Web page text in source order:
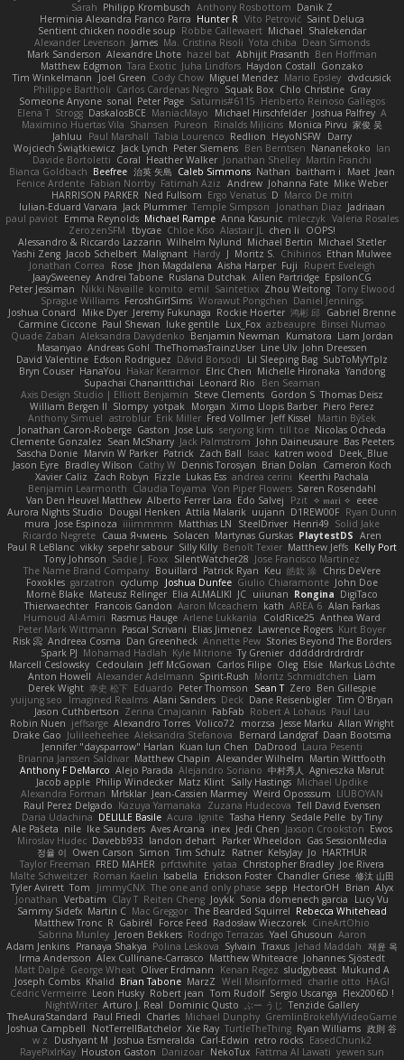
Sarah Philipp Krombusch Anthony Rosbottom Danik Z
Herminia Alexandra Franco Parra Hunter R Vito Petrović Saint Deluca
Sentient chicken noodle soup Robbe Callewaert Michael Shalekendar
Alexander Levenson James Ma. Cristina Risoli Yota chiba Dean Simonds
Mark Sanderson Alexandre Lhote hazel bat Abhijit Prasanth Ben Hoffman
Matthew Edgmon Tara Exotic Juha Lindfors Haydon Costall Gonzako
Tim Winkelmann
Joel Green Cody Chow Miguel Mendez Mario Epsley dvdcusick
Philippe Bartholi Carlos Cardenas Negro Squak Box Chlo Christine Gray
Someone Anyone sonal Peter Page Saturnis#6115 Heriberto Reinoso Gallegos
Elena T Strogg DaskalosBCE ManiacMayo Michael Hirschfelder Joshua Palfrey A
Maximino Huertas Vila Shansen Pureon Rinalds Miļicins Monica Pirvu 家俊 吴
Jahluu
Paul Marshall Tabia Lourenco Redlion HeyoNSFW Darry
Wojciech Świątkiewicz Jack Lynch Peter Siemens Ben Berntsen Nananekoko Ian
Davide Bortoletti Coral Heather Walker Jonathan Shelley Martín Franchi
Bianca Goldbach Beefree 治英 矢島 Caleb Simmons Nathan baitham i Maet Jean
Fenice Ardente Fabian Norrby Fatimah Aziz Andrew Johanna Fate Mike Weber
HARRISON PARKER Ned Fullsom Ergo Venatus D Marco De mitri
Iulian-Eduard Varvara Jack Plummer Temple Simpson Jonathan Diaz Jadriaan
paul paviot Emma Reynolds Michael Rampe Anna Kasunic mleczyk Valeria Rosales
ZerozenSFM tbycae Chloe Kiso Alastair JL chen li
OOPS!
Alessandro & Riccardo Lazzarin Wilhelm Nylund Michael Bertin Michael Stetler
Yashi Zeng Jacob Schelbert Malignant Hardy J Moritz S. Chihirios Ethan Mulwee
Jonathan Correa
Rose Jhon Magdalena Aisha Harper Fuji
Rupert Eveleigh
JaaySweeney Andrei Tabone Ruslana Dutchak Allen Partridge EpsilonCG
Peter Jessiman
Nikki Navaille komito emil Saintetixx Zhou Weitong Tony Elwood
Sprague Williams FeroshGirlSims Worawut Pongchen Daniel Jennings
Joshua Conard
Mike Dyer Jeremy Fukunaga Rockie Hoerter 鸿彬 邱 Gabriel Brenne
Carmine Ciccone Paul Shewan luke gentile Lux_Fox azbeaupre Binsei Numao
Quade Zaban Aleksandra Davydenko Benjamin Newman Kumatora Liam Jordan
Masanyao Andreas Gohl TheThomasTrainzUser Line Ulv John Dreessen
David Valentine Edson Rodriguez Dávid Borsodi Lil Sleeping Bag SubToMyYTplz
Bryn Couser HanaYou Hakar Kerarmor Elric Chen Michelle Hironaka Yandong
Supachai Chanarittichai Leonard Rio
Ben Seaman
Axis Design Studio | Elliott Benjamin Steve Clements Gordon S Thomas Deisz
William Bergen II Slompy yotpak Morgan Ximo Llopis Barber Piero Perez
Anthony Simuel astroblur Erik Miller Fred Vollmer Jeff Kissel
Martin Býšek
Jonathan Caron-Roberge Gaston Jose Luis seryong kim till toe Nicolas Ocheda
Clemente Gonzalez Sean McSharry Jack Palmstrom John Daineusaure Bas Peeters
Sascha Donie Marvin W Parker Patrick Zach Ball Isaac katren wood
Deek_Blue
Jason Eyre Bradley Wilson Cathy W Dennis Torosyan Brian Dolan
Cameron Koch
Xavier Caliz
Zach Robyn Fizzle Lukas Ess andrea cerini
Keerthi Pachala
Benjamin Learmonth Claudia Toyama Von Piper Flowers Søren Rosendahl
Van Den Heuvel Matthew Alberto Ferrer Lara Edo Salvej Pzit ✧ 𝔪𝔞𝔯𝔦 ✧ eeee
Aurora Nights Studio
Dougal Henken Attila Malarik uujann D1REW00F Ryan Dunn
mura Jose Espinoza iiiimmmm Matthias LN SteelDriver Henri49 Solid Jake
Ricardo Negrete Саша Ячмень Solacen Martynas Gurskas PlaytestDS Aren
Paul R LeBlanc vikky sepehr sabour Silly Killy Benoît Texier Matthew Jeffs Kelly Port
Tony Johnson Sadie J. Foxx SilentWatcher28 Jose Francisco Martinez
The Name Brand Company Bouillard Patrick Ryan Keu 皓欽 涂 Chris DeVere
Foxokles garzatron cyclump Joshua Dunfee Giulio Chiaramonte John Doe
Mornè Blake Mateusz Relinger Elia ALMALIKI JC uiiunan Rongina DigiTaco
Thierwaechter Francois Gandon Aaron Mceachern kath AREA 6 Alan Farkas
Humoud Al-Amiri Rasmus Hauge Arlene Lukkarila ColdRice25 Anthea Ward
Peter Mark Wittmann Pascal Scrivani Elias Jimenez Lawrence Rogers Kurt Boyer
Risk 📀 Andreea Cosma Dan Greenheck Annette Pew Stories Beyond The Borders
Spark PJ Mohamad Hadlah Kyle Mitrione Ty Grenier dddddrdrdrdrdr
Marcell Ceslowsky Cedoulain Jeff McGowan Carlos Filipe Oleg Elsie Markus Löchte
Anton Howell Alexander Adelmann Spirit-Rush Moritz Schmidtchen Liam
Derek Wight 幸史 松下 Eduardo Peter Thomson Sean T Zero Ben Gillespie
yuijung seo
Imagined Realms Alani Sanders Deck Dane Reisenbigler Tim O'Bryan
Jason Cuthbertson Zerina Cmajcanin FabFab Robert A Lohaus Paul Lau
Robin Nuen jeffsarge Alexandro Torres Volico72 morzsa Jesse Marku Allan Wright
Drake Gao Julileeheehee Aleksandra Stefanova Bernard Landgraf Daan Bootsma
Jennifer "daysparrow" Harlan Kuan lun Chen DaDrood Laura Pesenti
Brianna Janssen Saldivar Matthew Chapin Alexander Wilhelm Martin Wittfooth
Anthony F DeMarco Alejo Parada Alejandro Soriano 中村秀人
Agnieszka Marut
Jacob apple Philip Windecker Matz Klint Sally Hastings Michael Updike
Alexandra Forman MrIsklar Jean-Cassien Marmey Weird Oposssum LIUBOYAN
Raul Perez Delgado Kazuya Yamanaka Zuzana Hudecova Tell David Evensen
Daria Udachina DELILLE Basile Acura .Ignite Tasha Henry Sedale Pelle by Tiny
Ale Pašeta nile Ike Saunders Aves Arcana inex Jedi Chen Jaxson Crookston Ewos
Miroslav Hudec Davebb933 landon dehart Parker Wheeldon Gas SessionMedia
정율 이 Owen Carson Simon Tim Schulz Ratner KelsyJay Jo HARTHUR
Taylor Freeman FRED MAHER prfctwhite yataa Christopher Bradley Joe Rivera
Malte Schweitzer Roman Kaelin Isabella Erickson Foster Chandler Griese 修汰 山田
Tyler Avirett Tom JimmyCNX The one and only phase sepp HectorOH Brian Alyx
Jonathan Verbatim Clay T Reiten Cheng Joykk Sonia domenech garcia
Lucy Vu
Sammy Sidefx Martin C Mac Greggor The Bearded Squirrel Rebecca Whitehead
Matthew Tronc R Gabirél Force Feed Radosław Wieczorek CineArtOhio
Sabrina Munley Jeroen Bekkers Rodrigo Terrazas Yael Ghusoun Aaron
Adam Jenkins Pranaya Shakya Polina Leskova Sylvain Traxus Jehad Maddah 재윤 옥
Irma Andersson Alex Cullinane-Carrasco Matthew Whiteacre Johannes Sjöstedt
Matt Dalpé George Wheat Oliver Erdmann Kenan Regez sludgybeast Mukund A
Joseph Combs Khalid Brian Tabone MarzZ Well Misinformed charlie otto HAGI
Cédric Vermeirre Leon Husky Robert jean Tom Rudolf Sergio Uscanga Flex2006D !
NightWriter Arturo J. Real Dominic Qusto ぶー うじ
Tenzide Gallery
TheAuraStandard Paul Friedl Charles Michael Dunphy GremlinBrokeMyVideoGame
Joshua Campbell
NotTerrellBatchelor Xie Ray TurtleTheThing Ryan Williams 政則 谷
w z
Dushyant M Joshua Esmeralda Carl-Edwin retro rocks EasedChunk2
RayePixlrKay Houston Gaston Danizoar NekoTux Fattma Al Lawati yewen sun